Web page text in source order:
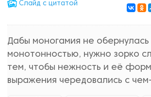
Cлайд с цитатой
Дабы моногамия не обернулась
монотонностью, нужно зорко
тем, чтобы нежность и её
выражения чередовались с